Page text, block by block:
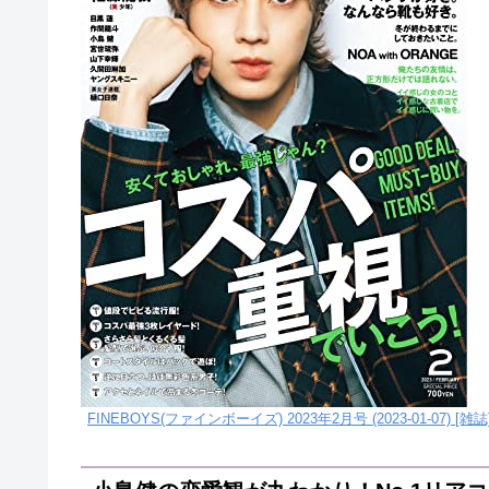
FINEBOYS(ファインボーイズ) 2023年2月号 (2023-01-07) [雑